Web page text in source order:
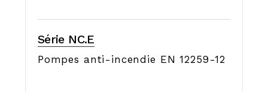
Série NC.E
Pompes anti-incendie EN 12259-12